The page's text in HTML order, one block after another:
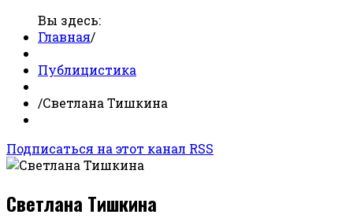
Вы здесь:
Главная/
Публицистика
/Светлана Тишкина
Подписаться на этот канал RSS
Светлана Тишкина